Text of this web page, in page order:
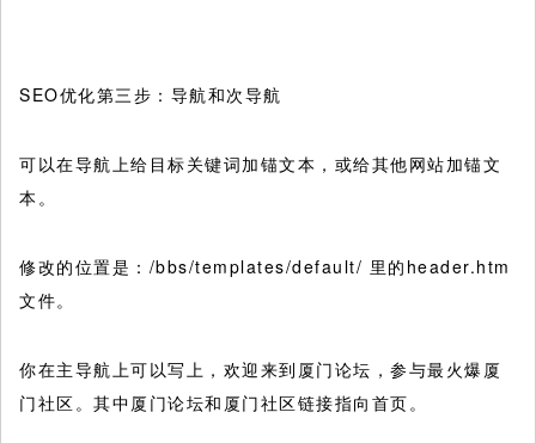
SEO优化第三步：导航和次导航
可以在导航上给目标关键词加锚文本，或给其他网站加锚文
本。
修改的位置是：/bbs/templates/default/ 里的header.htm
文件。
你在主导航上可以写上，欢迎来到厦门论坛，参与最火爆厦
门社区。其中厦门论坛和厦门社区链接指向首页。